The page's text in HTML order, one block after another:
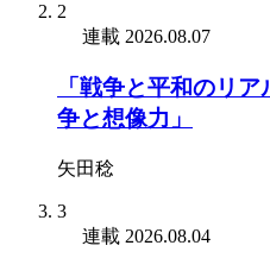
2
連載 2026.08.07
「戦争と平和のリ
争と想像力」
矢田稔
3
連載 2026.08.04